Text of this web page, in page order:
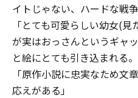
イトじゃない、ハードな戦争
「とても可愛らしい幼女(
が実はおっさんというギャ
と絵にとても引き込まれる。
「原作小説に忠実なため文
応えがある」